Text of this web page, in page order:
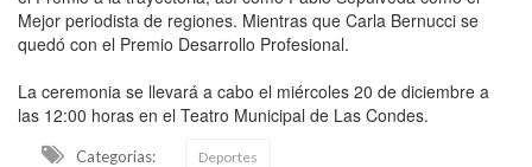
Mejor periodista de regiones. Mientras que Carla Bernucci se
quedó con el Premio Desarrollo Profesional.
La ceremonia se llevará a cabo el miércoles 20 de diciembre a
las 12:00 horas en el Teatro Municipal de Las Condes.
Categorias: Deportes